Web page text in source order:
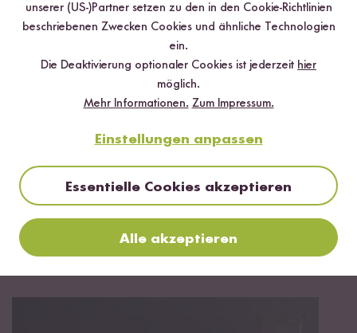
Vegetarisch
unserer (US-)Partner setzen zu den in den Cookie-Richtlinien
beschriebenen Zwecken Cookies und ähnliche Technologien
ein.
Die Deaktivierung optionaler Cookies ist jederzeit hier
möglich.
Mehr Informationen. Zum Impressum.
Einstellungen anpassen
Essentielle Cookies akzeptieren
Alle akzeptieren